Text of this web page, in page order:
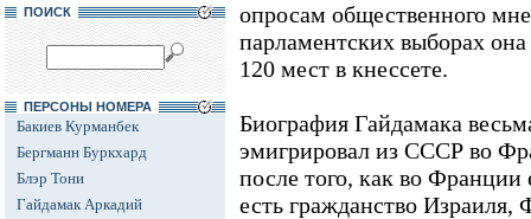
ПОИСК
ПЕРСОНЫ НОМЕРА
Бакиев Курманбек
Бергманн Буркхард
Блэр Тони
Гайдамак Аркадий
опросам общественного
парламентских выборах
120 мест в кнессете.
Биография Гайдамака
эмигрировал из СССР во
после того, как во Франции
есть гражданство